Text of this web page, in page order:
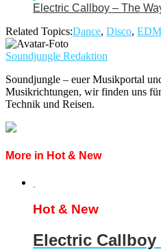
Electric Callboy – The
Related Topics:Dance, Disco, EDM
Soundjungle Redaktion
Soundjungle – euer Musikportal
Musikrichtungen, wir finden uns
Technik und Reisen.
More in Hot & New
Hot & New
Electric Callboy